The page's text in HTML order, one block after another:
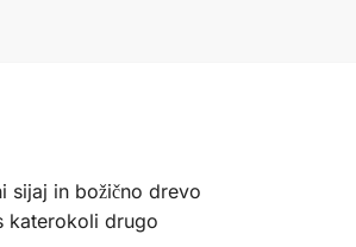
sijaj in božično drevo
katerokoli drugo